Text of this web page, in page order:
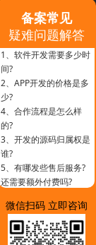
备案常见
疑难问题解答
1、 软件开发需要多少时
间?
2、 APP开发的价格是多
少?
4、 合作流程是怎么样
的?
3、 开发的源码归属权是
谁?
5、 有哪发些售后服务?
还需要额外付费吗?
微信扫码 立即咨询